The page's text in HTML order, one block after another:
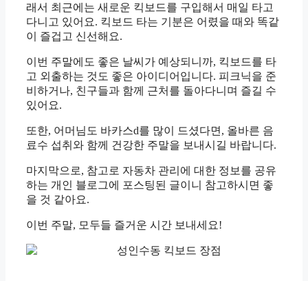
래서 최근에는 새로운 킥보드를 구입해서 매일 타고
다니고 있어요. 킥보드 타는 기분은 어렸을 때와 똑같
이 즐겁고 신선해요.
이번 주말에도 좋은 날씨가 예상되니까, 킥보드를 타
고 외출하는 것도 좋은 아이디어입니다. 피크닉을 준
비하거나, 친구들과 함께 근처를 돌아다니며 즐길 수
있어요.
또한, 어머님도 바카스d를 많이 드셨다면, 올바른 음
료수 섭취와 함께 건강한 주말을 보내시길 바랍니다.
마지막으로, 참고로 자동차 관리에 대한 정보를 공유
하는 개인 블로그에 포스팅된 글이니 참고하시면 좋
을 것 같아요.
이번 주말, 모두들 즐거운 시간 보내세요!